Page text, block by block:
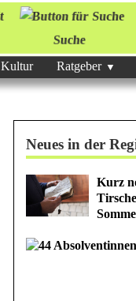
Suche
Kultur Ratgeber
Neues in der
Kurz